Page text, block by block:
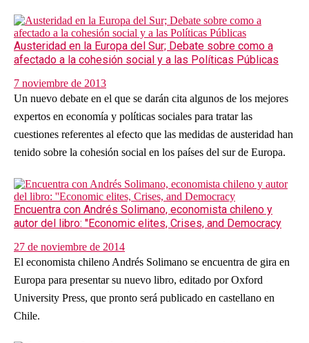
Austeridad en la Europa del Sur; Debate sobre como a
afectado a la cohesión social y a las Políticas Públicas
7 noviembre de 2013
Un nuevo debate en el que se darán cita algunos de los mejores
expertos en economía y políticas sociales para tratar las
cuestiones referentes al efecto que las medidas de austeridad han
tenido sobre la cohesión social en los países del sur de Europa.
Encuentra con Andrés Solimano, economista chileno y
autor del libro: ''Economic elites, Crises, and Democracy
27 de noviembre de 2014
El economista chileno Andrés Solimano se encuentra de gira en
Europa para presentar su nuevo libro, editado por Oxford
University Press, que pronto será publicado en castellano en
Chile.